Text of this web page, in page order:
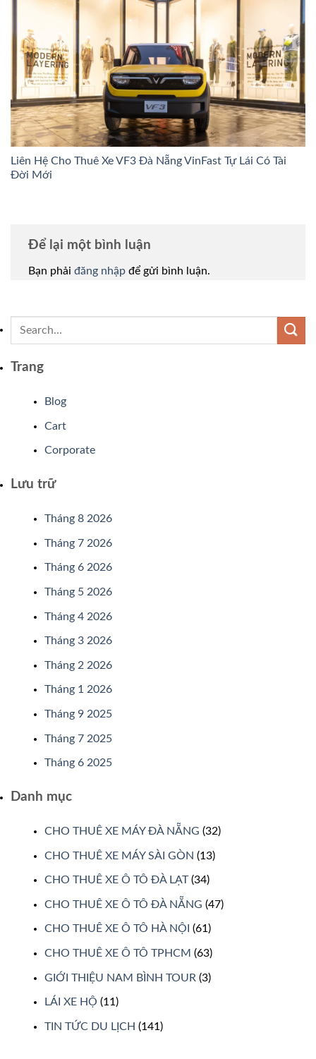
Liên Hệ Cho Thuê Xe VF3 Đà Nẵng VinFast Tự Lái Có Tài
Đời Mới
Để lại một bình luận
Bạn phải đăng nhập để gửi bình luận.
Trang
Blog
Cart
Corporate
Lưu trữ
Tháng 8 2026
Tháng 7 2026
Tháng 6 2026
Tháng 5 2026
Tháng 4 2026
Tháng 3 2026
Tháng 2 2026
Tháng 1 2026
Tháng 9 2025
Tháng 7 2025
Tháng 6 2025
Danh mục
CHO THUÊ XE MÁY ĐÀ NẴNG (32)
CHO THUÊ XE MÁY SÀI GÒN (13)
CHO THUÊ XE Ô TÔ ĐÀ LẠT(34)
CHO THUÊ XE Ô TÔ ĐÀ NẴNG (47)
CHO THUÊ XE Ô TÔ HÀ NỘI (61)
CHO THUÊ XE Ô TÔ TPHCM (63)
GIỚI THIỆU NAM BÌNH TOUR (3)
LÁI XE HỘ (11)
TIN TỨC DU LỊCH (141)